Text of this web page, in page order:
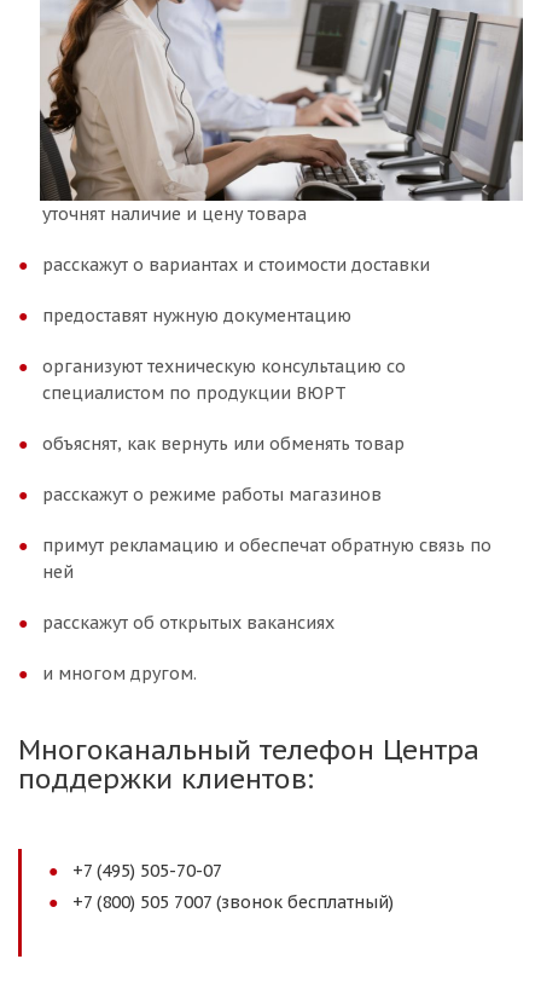
уточнят наличие и цену товара
расскажут о вариантах и стоимости доставки
предоставят нужную документацию
организуют техническую консультацию со
специалистом по продукции ВЮРТ
объяснят, как вернуть или обменять товар
расскажут о режиме работы магазинов
примут рекламацию и обеспечат обратную связь по
ней
расскажут об открытых вакансиях
и многом другом.
Многоканальный телефон Центра
поддержки клиентов:
+7 (495) 505-70-07
+7 (800) 505 7007 (звонок бесплатный)